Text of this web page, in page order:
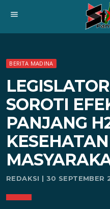
menu
BERITA MADINA
SOROTI
PANJANG
KESEHATAN
REDAKSI | 30 SEPTEMBER